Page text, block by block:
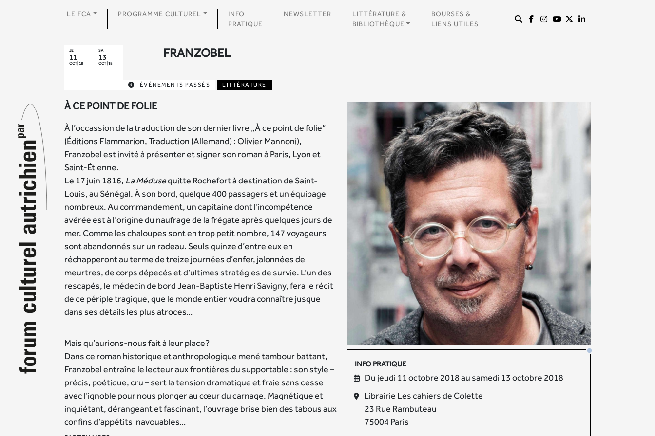
LE FCA PROGRAMME CULTUREL
INFO
PRATIQUE
NEWSLETTER
LITTÉRATURE &
BIBLIOTHÈQUE
BOURSES &
LIENS UTILES
JE
11
OCT | 18
SA
13
OCT | 18
FRANZOBEL
ÉVÉNEMENTS PASSÉS LITTÉRATURE
INFO PRATIQUE
Du jeudi 11 octobre 2018 au samedi 13 octobre 2018
Librairie Les cahiers de Colette
23 Rue Rambuteau
75004 Paris
À CE POINT DE FOLIE
À l’occassion de la traduction de son dernier livre „À ce point de folie“
(Éditions Flammarion, Traduction (Allemand) : Olivier Mannoni),
Franzobel est invité à présenter et signer son roman à Paris, Lyon et
Saint-Étienne.
Le 17 juin 1816, La Médusequitte Rochefort à destination de Saint-
Louis, au Sénégal. À son bord, quelque 400 passagers et un équipage
nombreux. Au commandement, un capitaine dont l’incompétence
avérée est à l’origine du naufrage de la frégate après quelques jours de
mer. Comme les chaloupes sont en trop petit nombre, 147 voyageurs
sont abandonnés sur un radeau. Seuls quinze d’entre eux en
réchapperont au terme de treize journées d’enfer, jalonnées de
meurtres, de corps dépecés et d’ultimes stratégies de survie. L’un des
rescapés, le médecin de bord Jean-Baptiste Henri Savigny, fera le récit
de ce périple tragique, que le monde entier voudra connaître jusque
dans ses détails les plus atroces…
Mais qu’aurions-nous fait à leur place?
Dans ce roman historique et anthropologique mené tambour battant,
Franzobel entraîne le lecteur aux frontières du supportable : son style –
précis, poétique, cru – sert la tension dramatique et fraie sans cesse
avec l’ignoble pour nous plonger au cœur du carnage. Magnétique et
inquiétant, dérangeant et fascinant, l’ouvrage brise bien des tabous aux
confins d’appétits inavouables…